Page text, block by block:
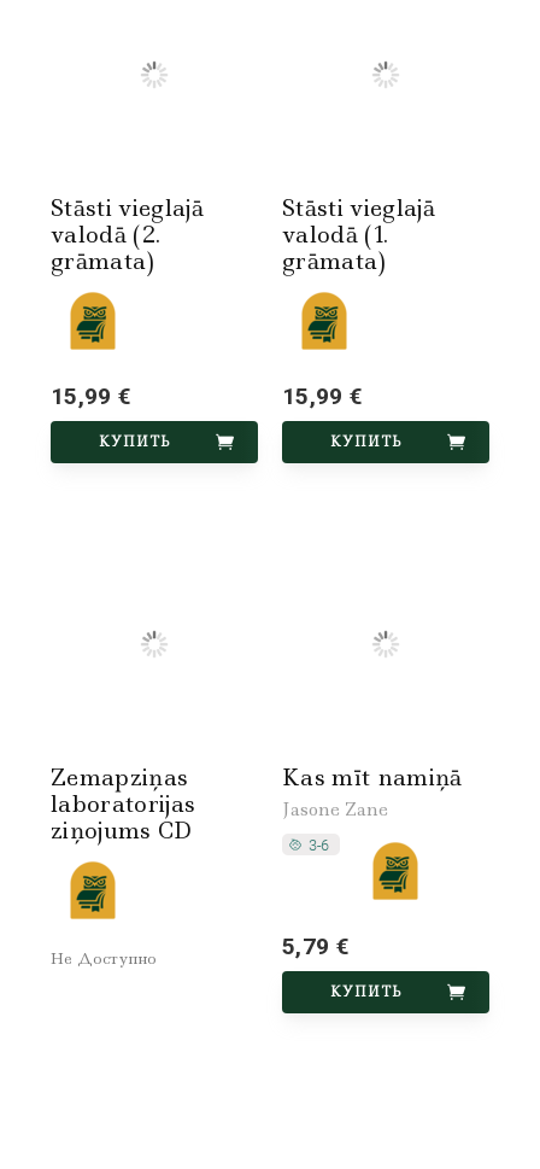
Stāsti vieglajā
valodā (2.
grāmata)
15,99 €
КУПИТЬ
Stāsti vieglajā
valodā (1.
grāmata)
15,99 €
КУПИТЬ
Zemapziņas
laboratorijas
ziņojums CD
Не Доступно
Kas mīt namiņā
Jasone Zane
5,79 €
КУПИТЬ